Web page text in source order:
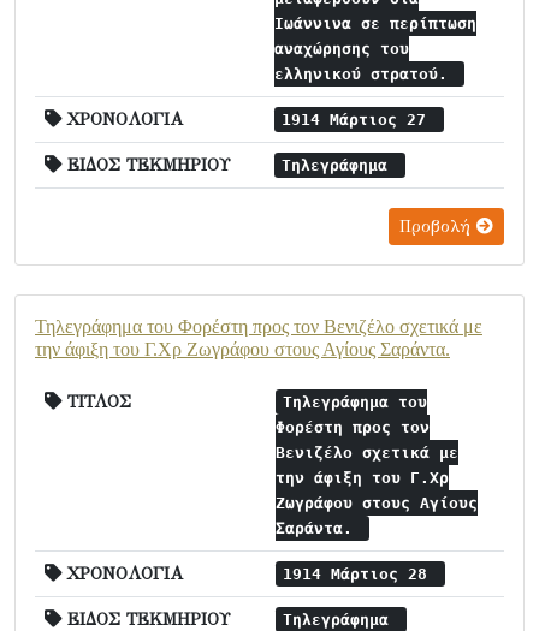
Ιωάννινα σε περίπτωση
αναχώρησης του
ελληνικού στρατού.
ΧΡΟΝΟΛΟΓΙΑ 1914 Μάρτιος 27
ΕΙΔΟΣ ΤΕΚΜΗΡΙΟΥ Τηλεγράφημα
Προβολή
Τηλεγράφημα του Φορέστη προς τον Βενιζέλο σχετικά με
την άφιξη του Γ.Χρ Ζωγράφου στους Αγίους Σαράντα.
ΤΙΤΛΟΣ
Τηλεγράφημα του
Φορέστη προς τον
Βενιζέλο σχετικά με
την άφιξη του Γ.Χρ
Ζωγράφου στους Αγίους
Σαράντα.
ΧΡΟΝΟΛΟΓΙΑ 1914 Μάρτιος 28
ΕΙΔΟΣ ΤΕΚΜΗΡΙΟΥ Τηλεγράφημα